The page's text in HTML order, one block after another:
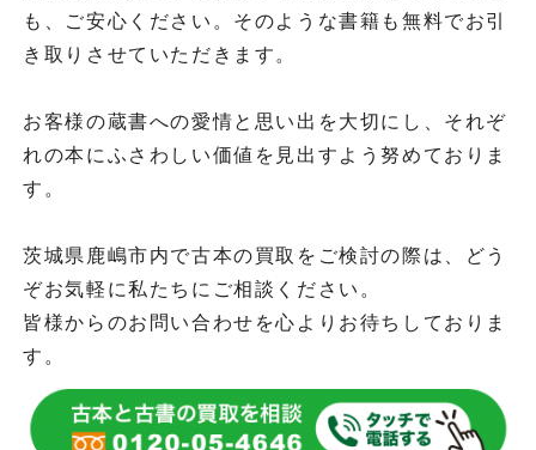
も、ご安心ください。そのような書籍も無料でお引
き取りさせていただきます。
お客様の蔵書への愛情と思い出を大切にし、それぞ
れの本にふさわしい価値を見出すよう努めておりま
す。
茨城県鹿嶋市内で古本の買取をご検討の際は、どう
ぞお気軽に私たちにご相談ください。
皆様からのお問い合わせを心よりお待ちしておりま
す。